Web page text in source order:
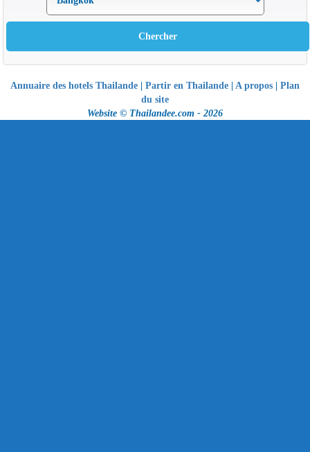
Annuaire des hotels Thailande | Partir en Thailande | A propos | Plan
du site
Website © Thailandee.com - 2026